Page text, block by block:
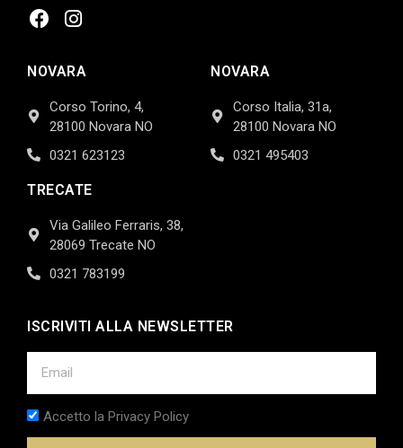
NOVARA
Corso Torino, 4,
28100 Novara NO
0321 623123
NOVARA
Corso Italia, 31a,
28100 Novara NO
0321 495403
TRECATE
Via Galileo Ferraris, 38,
28069 Trecate NO
0321 783199
ISCRIVITI ALLA NEWSLETTER
Accetto la Privacy Policy